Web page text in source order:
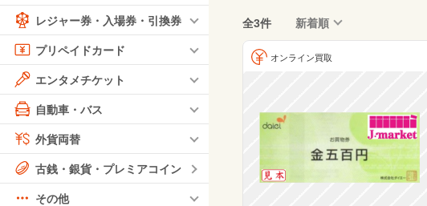
レジャー券・入場券・引換券
プリペイドカード
エンタメチケット
自動車・バス
外貨両替
古銭・銀貨・プレミアコイン
その他
全3件 新着順
オンライン買取